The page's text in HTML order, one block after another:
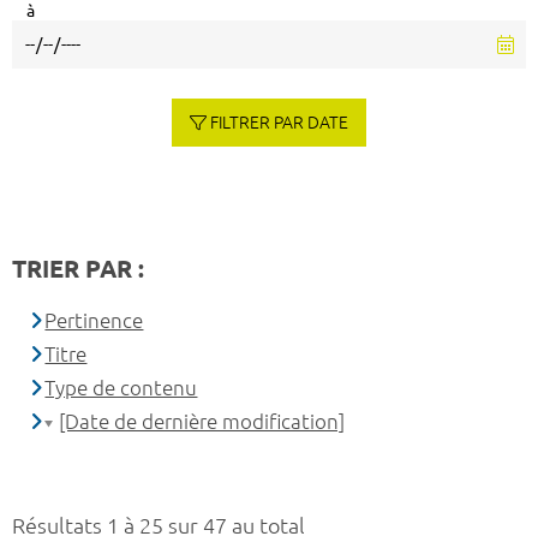
Résultats 1 à 25 sur 47 au total
à
FILTRER PAR DATE
TRIER PAR :
Pertinence
Titre
Type de contenu
[Date de dernière modification]